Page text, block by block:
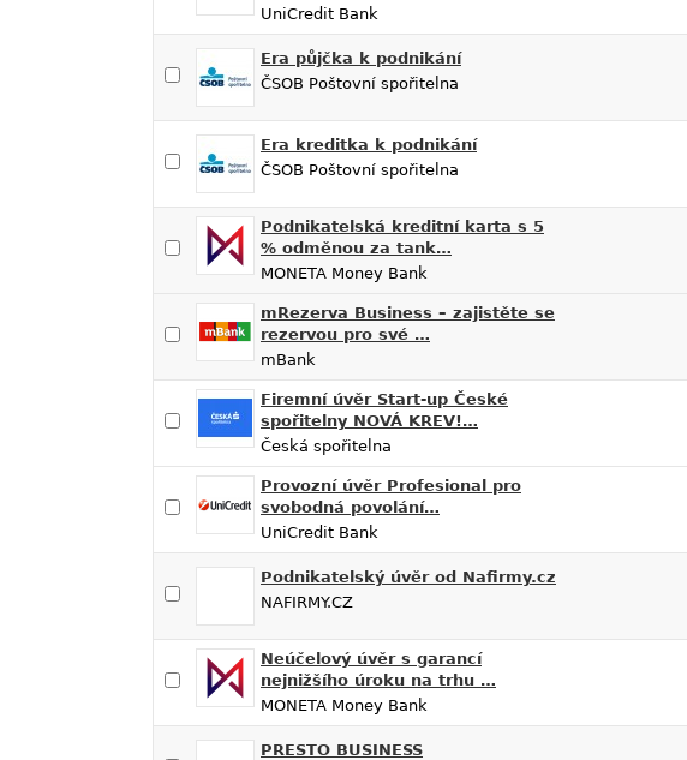
UniCredit Bank
Era půjčka k podnikání
ČSOB Poštovní spořitelna
Era kreditka k podnikání
ČSOB Poštovní spořitelna
Podnikatelská kreditní karta s 5
% odměnou za tank…
MONETA Money Bank
mRezerva Business – zajistěte se
rezervou pro své …
mBank
Firemní úvěr Start-up České
spořitelny NOVÁ KREV!…
Česká spořitelna
Provozní úvěr Profesional pro
svobodná povolání…
UniCredit Bank
Podnikatelský úvěr od Nafirmy.cz
NAFIRMY.CZ
Neúčelový úvěr s garancí
nejnižšího úroku na trhu …
MONETA Money Bank
PRESTO BUSINESS